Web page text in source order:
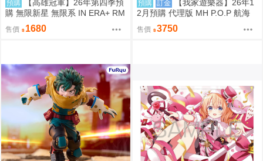
預購
【高雄冠軍】26年第四季預
購 無限新星 無限系 IN ERA+ RM
D 青鳶 組裝模型 免訂金0810
售價 1680
預購 訂金
【我家遊樂器】26年1
2月預購 代理版 MH P.O.P 航海
王 S.O.C 托拉法爾加·羅 R
售價 3750